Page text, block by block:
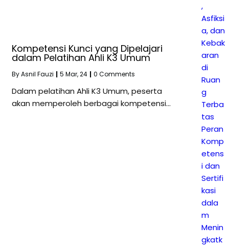
Kompetensi Kunci yang Dipelajari
dalam Pelatihan Ahli K3 Umum
ByAsnil Fauzi | 5 Mar, 24 | 0 Comments
Dalam pelatihan Ahli K3 Umum, peserta
akan memperoleh berbagai kompetensi…
,
Asfiksi
a, dan
Kebak
aran
di
Ruan
g
Terba
tas
Peran
Komp
etens
i dan
Sertifi
kasi
dala
m
Menin
gkatk